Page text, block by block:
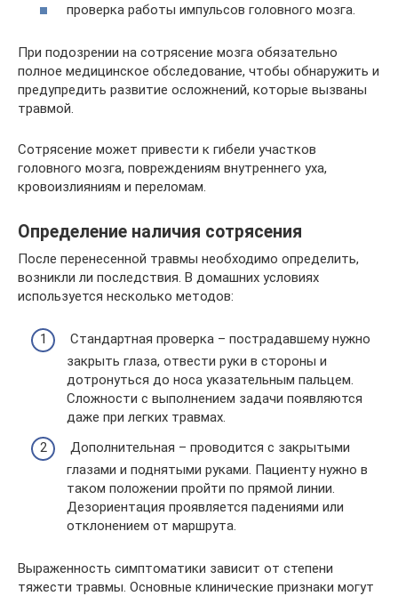
проверка работы импульсов головного мозга.
При подозрении на сотрясение мозга обязательно
полное медицинское обследование, чтобы обнаружить и
предупредить развитие осложнений, которые вызваны
травмой.
Сотрясение может привести к гибели участков
головного мозга, повреждениям внутреннего уха,
кровоизлияниям и переломам.
Определение наличия сотрясения
После перенесенной травмы необходимо определить,
возникли ли последствия. В домашних условиях
используется несколько методов:
Стандартная проверка – пострадавшему нужно
закрыть глаза, отвести руки в стороны и
дотронуться до носа указательным пальцем.
Сложности с выполнением задачи появляются
даже при легких травмах.
Дополнительная – проводится с закрытыми
глазами и поднятыми руками. Пациенту нужно в
таком положении пройти по прямой линии.
Дезориентация проявляется падениями или
отклонением от маршрута.
Выраженность симптоматики зависит от степени
тяжести травмы. Основные клинические признаки могут